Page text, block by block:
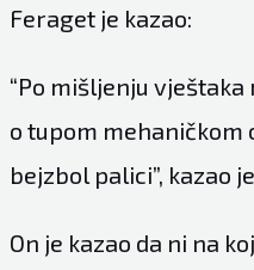
Feraget je kazao:
“Po mišljenju
o tupom mehaničkom
bejzbol palici”, kazao
On je kazao da ni na